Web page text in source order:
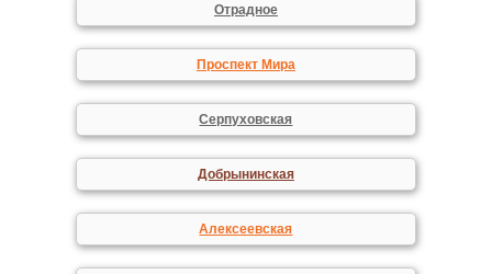
Отрадное
Проспект Мира
Серпуховская
Добрынинская
Алексеевская